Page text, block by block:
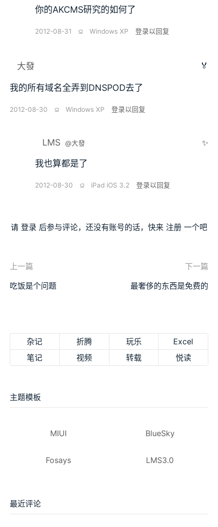
你的AKCMS研究的如何了
2012-08-31 ⫑ Windows XP 登录以回复
大發 🏅
我的所有域名全弄到DNSPOD去了
2012-08-30 ⫑ Windows XP 登录以回复
LMS @大發 ✨
我也算都是了
2012-08-30 ⫑ iPad iOS 3.2 登录以回复
请 登录 后参与评论，还没有账号的话，快来 注册 一个吧
上一篇
吃饭是个问题
下一篇
最奢侈的东西是免费的
杂记 折腾 玩乐
Excel
笔记
视频 转载 悦读
主题模板
MIUI BlueSky
Fosays LMS3.0
最近评论